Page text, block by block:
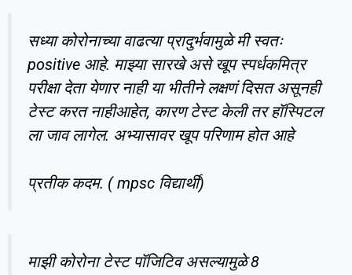
सध्या कोरोनाच्या वाढत्या प्रादुर्भवामुळे मी स्वतः
positive आहे. माझ्या सारखे असे खूप स्पर्धकमित्र
परीक्षा देता येणार नाही या भीतीने लक्षणं दिसत असूनही
टेस्ट करत नाहीआहेत, कारण टेस्ट केली तर हॉस्पिटल
ला जाव लागेल. अभ्यासावर खूप परिणाम होत आहे
प्रतीक कदम. ( mpsc विद्यार्थी)
माझी कोरोना टेस्ट पॉजिटिव असल्यामुळे 8